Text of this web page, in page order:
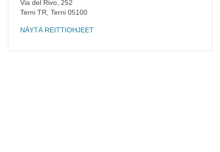
Via del Rivo, 252
Terni TR Terni 05100
NÄYTÄ REITTIOHJEET